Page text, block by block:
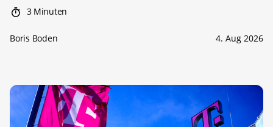
3 Minuten
Boris Boden 4. Aug 2026